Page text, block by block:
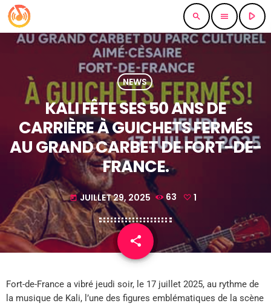
search menu play_arrow
NEWS
KALI FÊTE SES 50 ANS DE
CARRIÈRE À GUICHETS FERMÉS
AU GRAND CARBET DE FORT-DE-
FRANCE.
today JUILLET 29, 2025 63 1
share
email
Fort-de-France a vibré jeudi soir, le 17 juillet 2025, au rythme de
la musique de Kali, l’une des figures emblématiques de la scène